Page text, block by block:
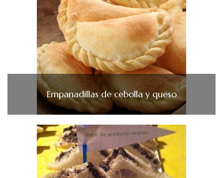
Empanadillas de cebolla y queso